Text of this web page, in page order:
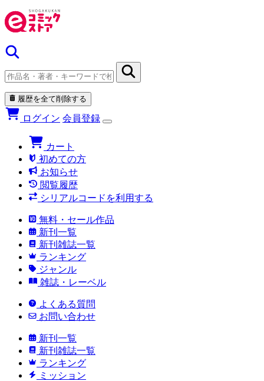
履歴を全て削除する
ログイン 会員登録
カート
初めての方
お知らせ
閲覧履歴
シリアルコードを利用する
無料・セール作品
新刊一覧
新刊雑誌一覧
ランキング
ジャンル
雑誌・レーベル
よくある質問
お問い合わせ
新刊一覧
新刊雑誌一覧
ランキング
ミッション